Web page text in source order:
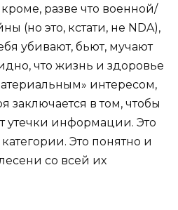
разве что военной/
(но это, кстати, не NDA),
убивают, бьют, мучают
что жизнь и здоровье
интересом,
заключается в том, чтобы
утечки информации. Это
Это понятно и
со всей их